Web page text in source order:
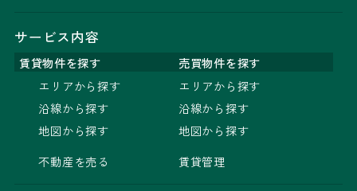
サービス内容
賃貸物件を探す
売買物件を探す
エリアから探す
沿線から探す
地図から探す
不動産を売る
エリアから探す
沿線から探す
地図から探す
賃貸管理